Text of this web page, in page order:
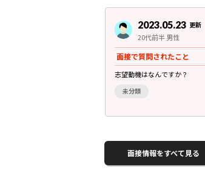
2023.05.23 更新
20代前半 男性
面接で質問されたこと
志望動機はなんですか？
未分類
面接情報をすべて見る